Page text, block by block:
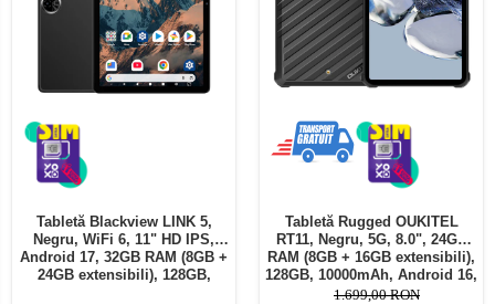
Tabletă Blackview LINK 5,
Negru, WiFi 6, 11" HD IPS,
Android 17, 32GB RAM (8GB +
24GB extensibili), 128GB,
Tabletă Rugged OUKITEL
RT11, Negru, 5G, 8.0", 24GB
RAM (8GB + 16GB extensibili),
128GB, 10000mAh, Android 16,
Cameră 16MP AI, Dock
1.699,00 RON